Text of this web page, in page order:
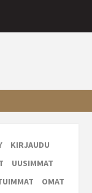
KIRJAUDU
UUSIMMAT
OMAT